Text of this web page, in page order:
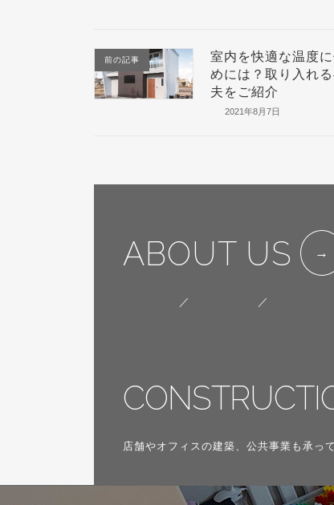
前の記事
室内を快適な温度
めには？取り入れ
夫をご紹介
2021年8月7日
ABOUT US
／ ／
店舗やオフィスの建築、公共事業も承っ